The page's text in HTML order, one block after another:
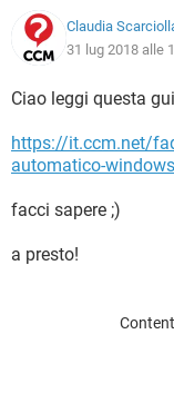
Claudia
31 lug 2018 alle
Ciao leggi questa
https://it.ccm.net/
automatico-
facci sapere ;)
a presto!